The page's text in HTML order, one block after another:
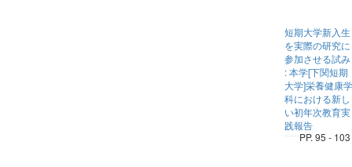
短期大学新入生
を実際の研究に
参加させる試み
: 本学[下関短期
大学]栄養健康学
科における新し
い初年次教育実
践報告
PP. 95 - 103